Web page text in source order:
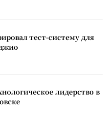
тест-систему для
лидерство в